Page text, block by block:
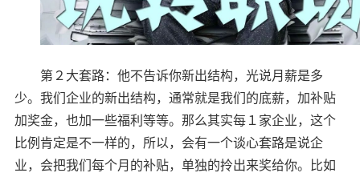
第２大套路：他不告诉你新出结构，光说月薪是多
少。我们企业的新出结构，通常就是我们的底薪，加补贴
加奖金，也加一些福利等等。那么其实每１家企业，这个
比例肯定是不一样的，所以，会有一个谈心套路是说企
业，会把我们每个月的补贴，单独的拎出来奖给你。比如